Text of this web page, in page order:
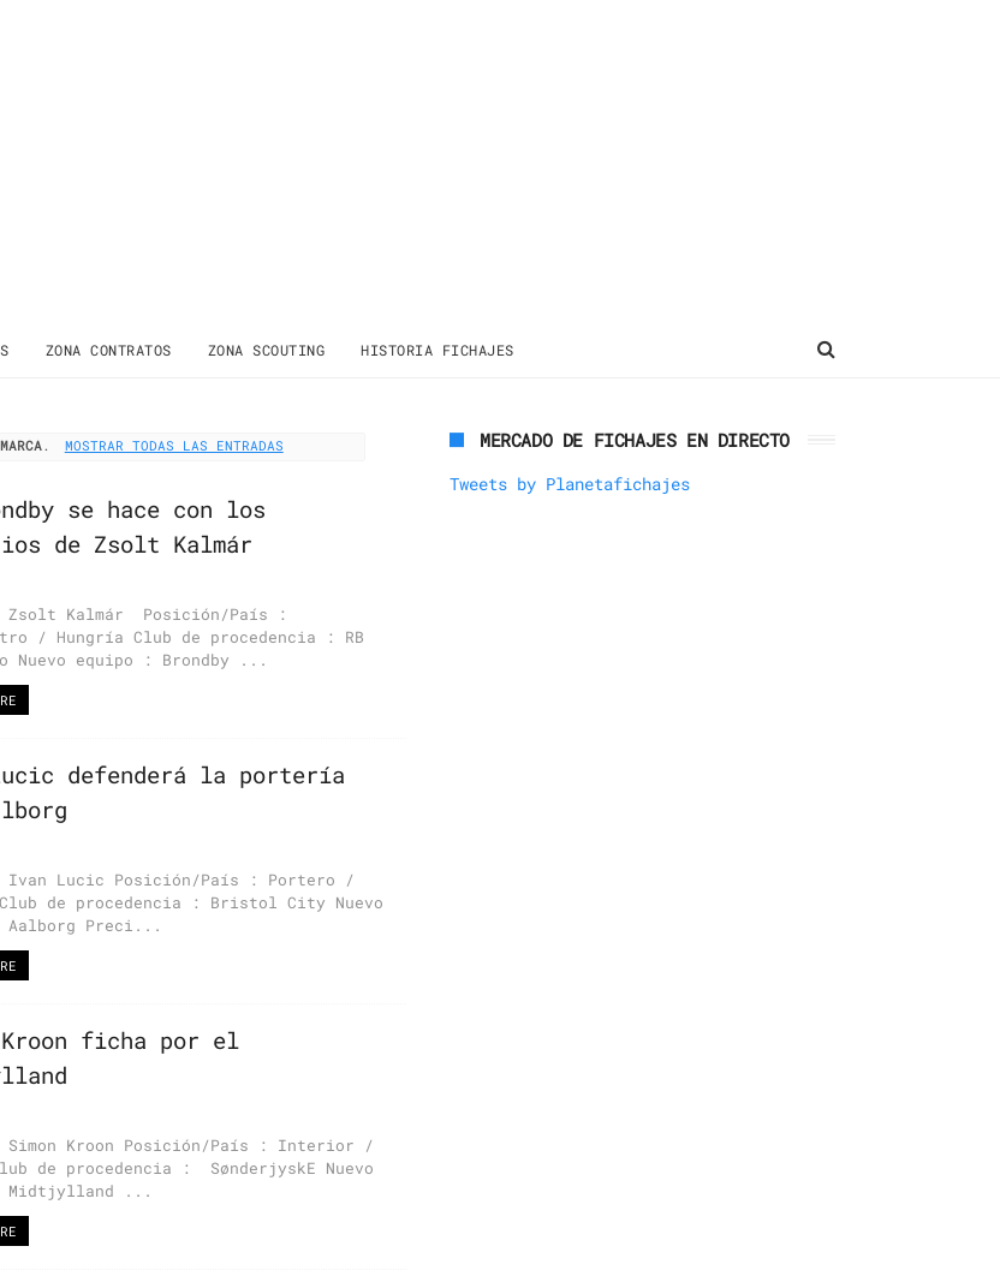
ZONA CONTRATOS ZONA SCOUTING HISTORIA FICHAJES
. MOSTRAR TODAS LAS ENTRADAS
se hace con los
de Zsolt Kalmár
: Zsolt Kalmár Posición/País :
/ Hungría Club de procedencia : RB
Nuevo equipo : Brondby ...
defenderá la portería
: Ivan Lucic Posición/País : Portero /
de procedencia : Bristol City Nuevo
Aalborg Preci...
Kroon ficha por el
Simon Kroon Posición/País : Interior /
de procedencia : SønderjyskE Nuevo
Midtjylland ...
MERCADO DE FICHAJES EN DIRECTO
Tweets by Planetafichajes